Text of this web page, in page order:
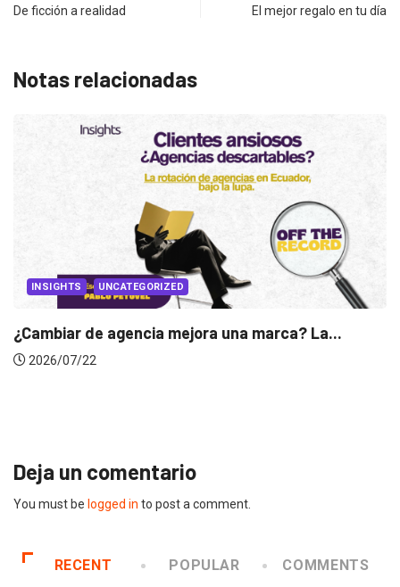
De ficción a realidad El mejor regalo en tu día
Notas relacionadas
INSIGHTS
Deja un comentario
You must be logged in to post a comment.
RECENT POPULAR COMMENTS